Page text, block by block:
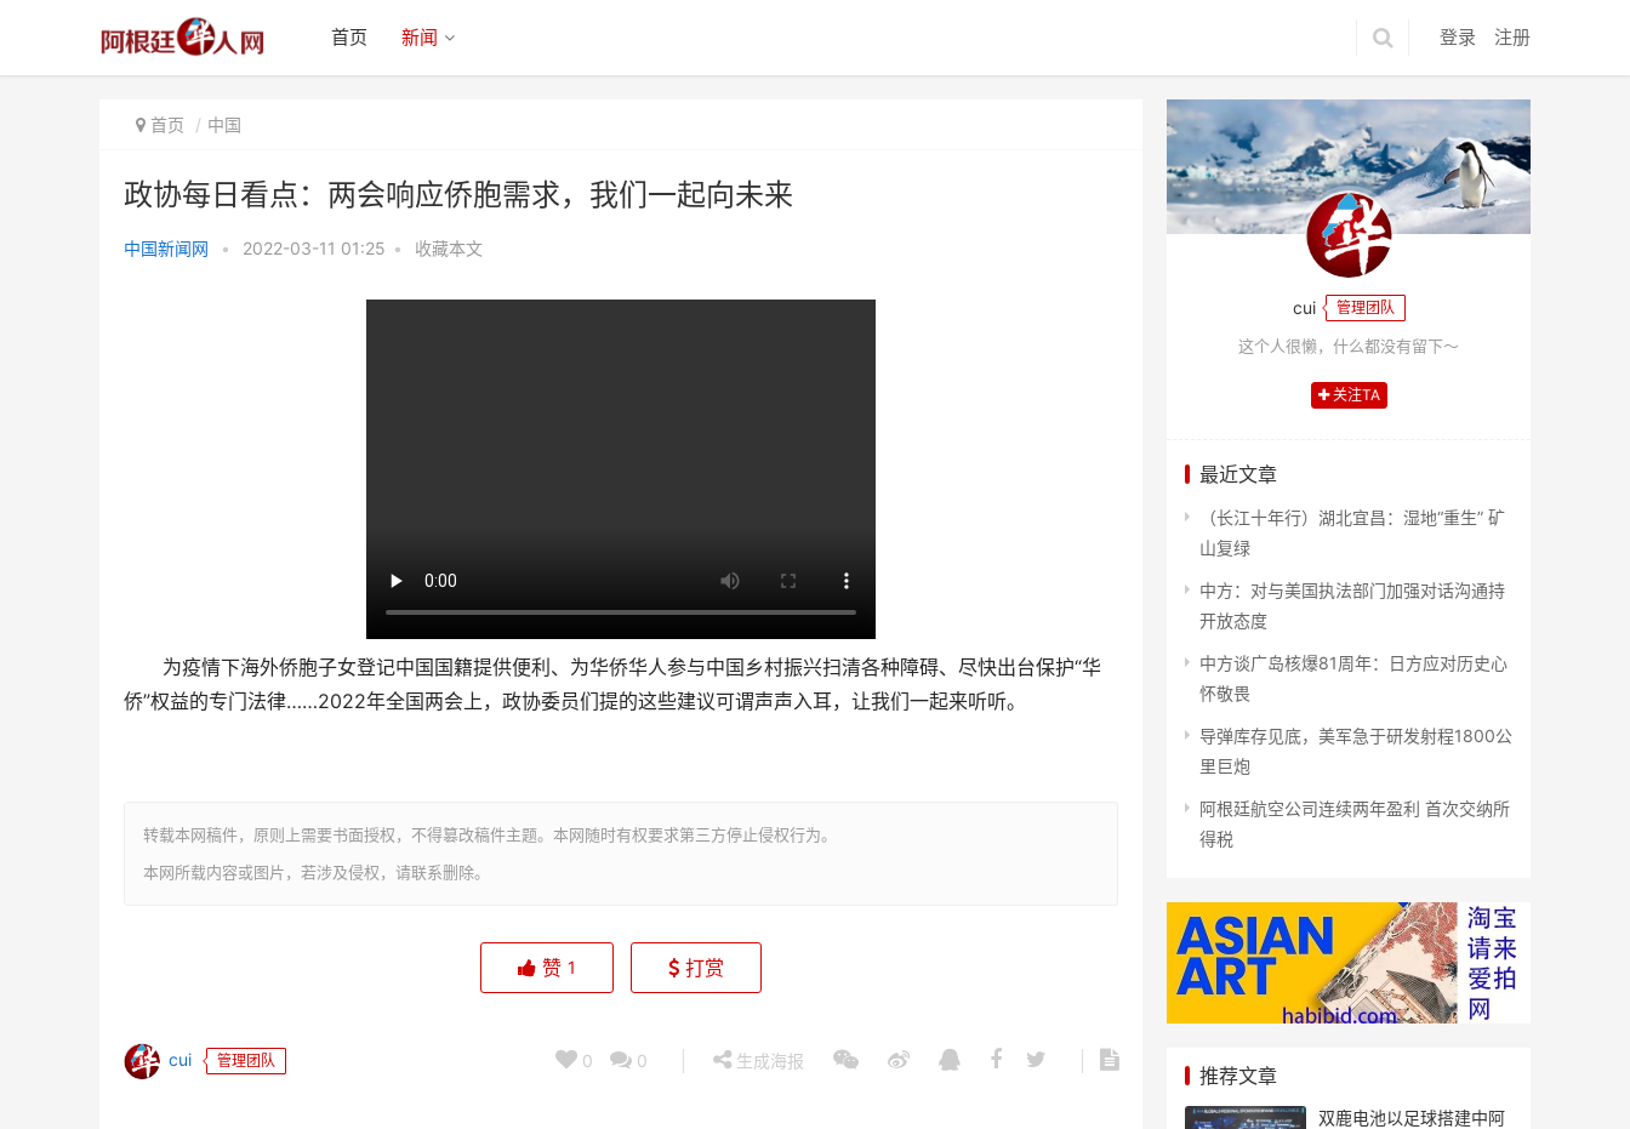
登录 注册
首页 新闻
首页 中国
政协每日看点：两会响应侨胞需求，我们一起向未来
中国新闻网 • 2022-03-11 01:25 • 收藏本文
为疫情下海外侨胞子女登记中国国籍提供便利、为华侨华人参与中国乡村振兴扫清各种障碍、尽快出台保护“华
侨”权益的专门法律……2022年全国两会上，政协委员们提的这些建议可谓声声入耳，让我们一起来听听。
转载本网稿件，原则上需要书面授权，不得篡改稿件主题。本网随时有权要求第三方停止侵权行为。
本网所载内容或图片，若涉及侵权，请联系删除。
赞 1 打赏
cui 管理团队 0 0 生成海报
cui 管理团队
这个人很懒，什么都没有留下～
关注TA
最近文章
（长江十年行）湖北宜昌：湿地“重生” 矿
山复绿
中方：对与美国执法部门加强对话沟通持
开放态度
中方谈广岛核爆81周年：日方应对历史心
怀敬畏
导弹库存见底，美军急于研发射程1800公
里巨炮
阿根廷航空公司连续两年盈利 首次交纳所
得税
推荐文章
双鹿电池以足球搭建中阿